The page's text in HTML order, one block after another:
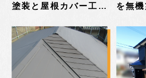
塗装と屋根カバー工法
を無